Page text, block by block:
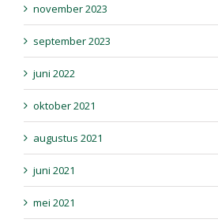
november 2023
september 2023
juni 2022
oktober 2021
augustus 2021
juni 2021
mei 2021